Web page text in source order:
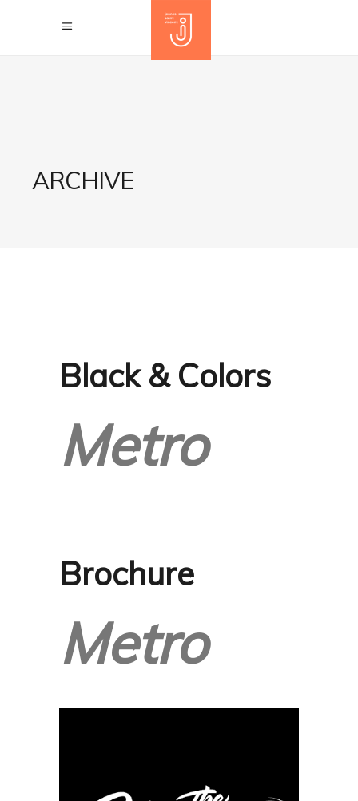
ARCHIVE
Black & Colors
Metro
Brochure
Metro